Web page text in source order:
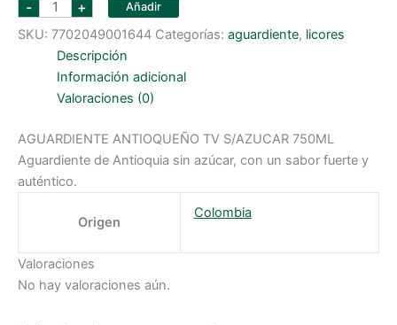
- ANTIOQUEÑO
TV
S/AZUCAR
750ML
cantidad
+ Añadir
SKU: 7702049001644 Categorías: aguardiente, licores
Descripción
Información adicional
Valoraciones (0)
AGUARDIENTE ANTIOQUEÑO TV S/AZUCAR 750ML
Aguardiente de Antioquia sin azúcar, con un sabor fuerte y
auténtico.
Origen
Colombia
Valoraciones
No hay valoraciones aún.